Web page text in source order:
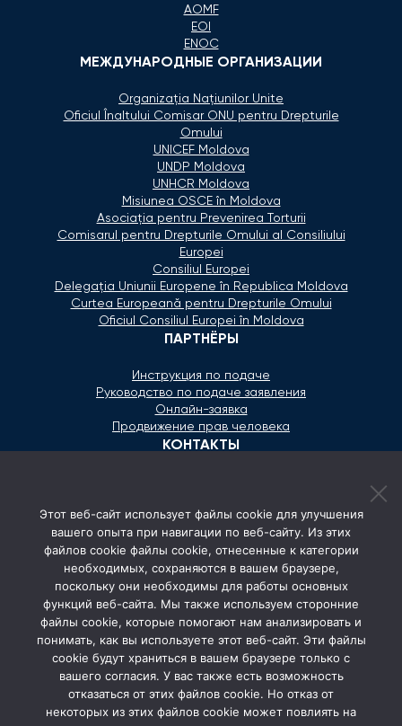
AOMF
EOI
ENOC
МЕЖДУНАРОДНЫЕ ОРГАНИЗАЦИИ
Organizaţia Naţiunilor Unite
Oficiul Înaltului Comisar ONU pentru Drepturile
Omului
UNICEF Moldova
UNDP Moldova
UNHCR Moldova
Misiunea OSCE în Moldova
Asociaţia pentru Prevenirea Torturii
Comisarul pentru Drepturile Omului al Consiliului
Europei
Consiliul Europei
Delegaţia Uniunii Europene în Republica Moldova
Curtea Europeană pentru Drepturile Omului
Oficiul Consiliul Europei în Moldova
ПАРТНЁРЫ
Инструкция по подаче
Руководство по подаче заявления
Онлайн-заявка
Продвижение прав человека
КОНТАКТЫ
secretariat@ombudsman.md
Улица Каля Ешилор 11/3, Кишинёв
Понедельник - Пятница: 08:00 - 17:00
СОЦ. СЕТИ
Этот веб-сайт использует файлы cookie для улучшения
вашего опыта при навигации по веб-сайту. Из этих
файлов cookie файлы cookie, отнесенные к категории
необходимых, сохраняются в вашем браузере,
поскольку они необходимы для работы основных
функций веб-сайта. Мы также используем сторонние
файлы cookie, которые помогают нам анализировать и
понимать, как вы используете этот веб-сайт. Эти файлы
cookie будут храниться в вашем браузере только с
вашего согласия. У вас также есть возможность
отказаться от этих файлов cookie. Но отказ от
некоторых из этих файлов cookie может повлиять на